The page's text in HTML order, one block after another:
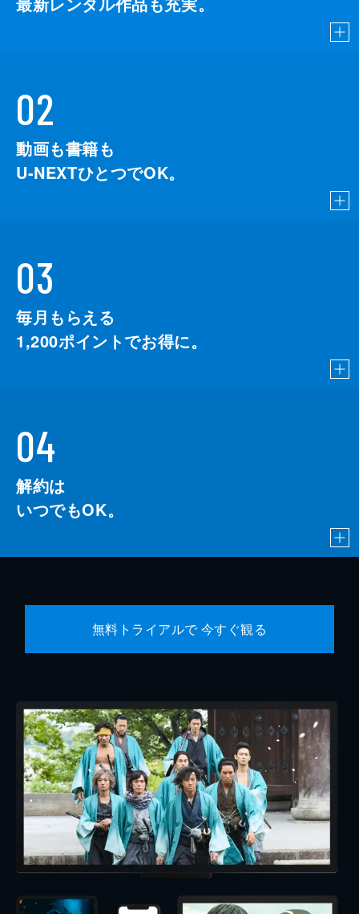
02
動画も書籍も
U-NEXTひとつでOK。
03
毎月もらえる
1,200ポイントでお得に。
04
解約は
いつでもOK。
無料トライアルで 今すぐ観る